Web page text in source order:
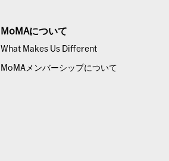
MoMAについて
What Makes Us Different
MoMAメンバーシップについて